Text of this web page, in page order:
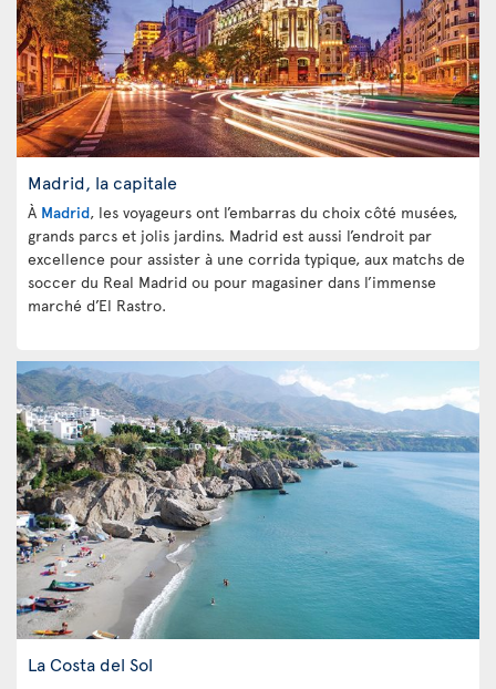
Madrid, la capitale
À Madrid, les voyageurs ont l’embarras du choix côté musées,
grands parcs et jolis jardins. Madrid est aussi l’endroit par
excellence pour assister à une corrida typique, aux matchs de
soccer du Real Madrid ou pour magasiner dans l’immense
marché d’El Rastro.
La Costa del Sol